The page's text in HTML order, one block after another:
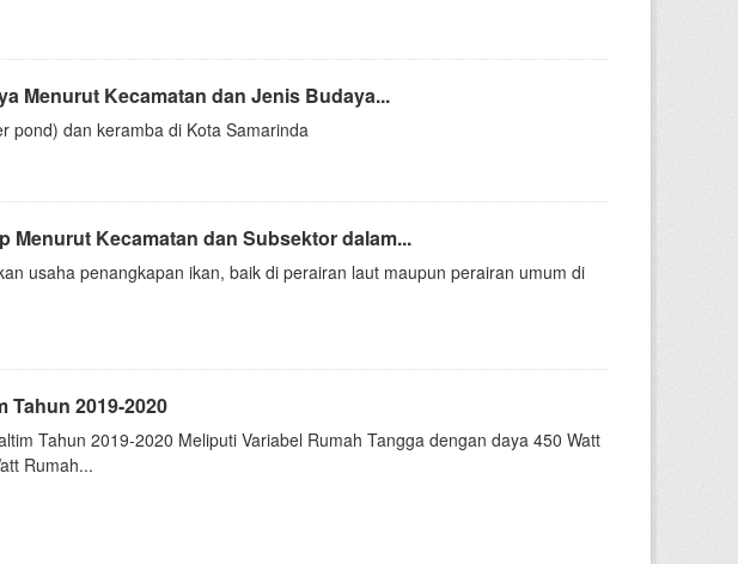
Menurut Kecamatan dan Jenis Budaya...
pond) dan keramba di Kota Samarinda
Menurut Kecamatan dan Subsektor dalam...
usaha penangkapan ikan, baik di perairan laut maupun perairan umum di
Tahun 2019-2020
Tahun 2019-2020 Meliputi Variabel Rumah Tangga dengan daya 450 Watt
Rumah...